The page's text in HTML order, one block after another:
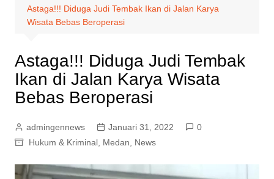
Astaga!!! Diduga Judi Tembak Ikan di Jalan Karya
Wisata Bebas Beroperasi
Astaga!!! Diduga Judi Tembak
Ikan di Jalan Karya Wisata
Bebas Beroperasi
admingennews Januari 31, 2022
0
Hukum & Kriminal, Medan News